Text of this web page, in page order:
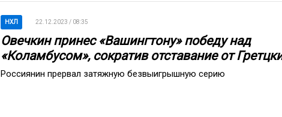
НХЛ 22.12.2023 / 08:35
Овечкин принес «Вашингтону» победу над
«Коламбусом», сократив отставание от
Россиянин прервал затяжную безвыигрышную серию